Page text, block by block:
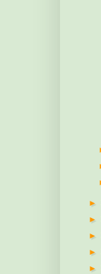
►
►
►
►
►